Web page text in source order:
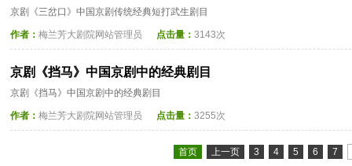
京剧《三岔口》中国京剧传统经典短打武生剧目
作者： 梅兰芳大剧院网站管理员 点击量： 3143次
京剧《挡马》中国京剧中的经典剧目
京剧《挡马》中国京剧中的经典剧目
作者： 梅兰芳大剧院网站管理员 点击量： 3255次
首页 上一页 3 4 5 6 7